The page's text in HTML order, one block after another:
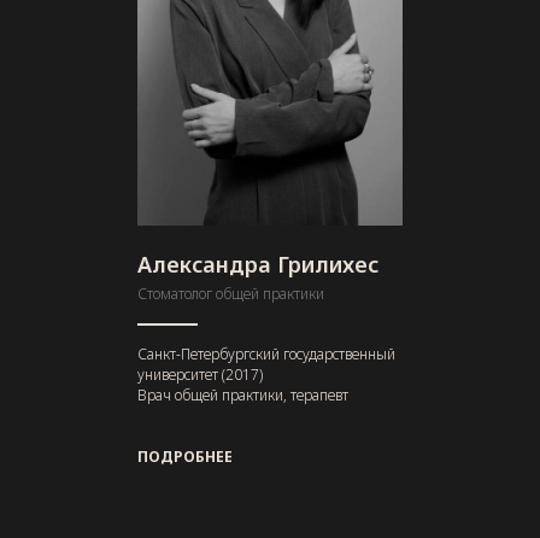
Александра Грилихес
Стоматолог общей практики
Санкт-Петербургский государственный
университет (2017)
Врач общей практики, терапевт
ПОДРОБНЕЕ